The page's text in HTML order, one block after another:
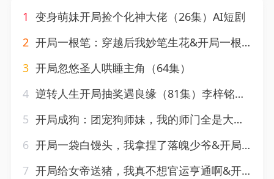
1 变身萌妹开局捡个化神大佬（26集）AI短剧
2 开局一根笔：穿越后我妙笔生花&开局一根笔穿越后我妙笔生花（98集）陆恩馨&天养
3 开局忽悠圣人哄睡主角（64集）
4 逆转人生开局抽奖遇良缘（81集）李梓铭&冯青青
5 开局成狗：团宠狗师妹，我的师门全是大妖2&开局成狗团宠狗师妹我的师门全是大妖2（65集）
6 开局一袋白馒头，我拿捏了落魄少爷&开局一袋白馒头我拿捏了落魄少爷（40集）AI短剧
7 开局给女帝送猪，我真不想官运亨通啊&开局给女帝送猪我真不想官运亨通啊（60集）AI短剧